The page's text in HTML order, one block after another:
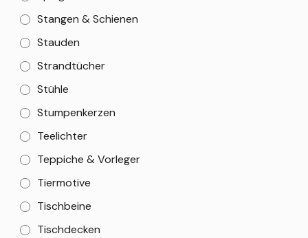
Stangen & Schienen
Stauden
Strandtücher
Stühle
Stumpenkerzen
Teelichter
Teppiche & Vorleger
Tiermotive
Tischbeine
Tischdecken